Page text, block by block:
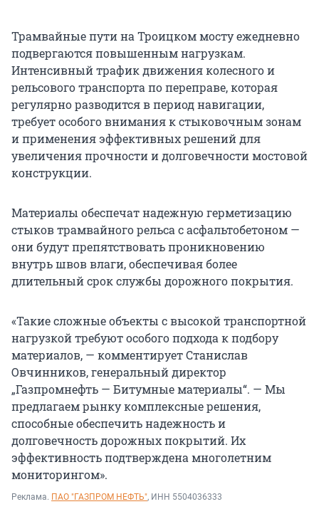
Трамвайные пути на Троицком мосту ежедневно
подвергаются повышенным нагрузкам.
Интенсивный трафик движения колесного и
рельсового транспорта по переправе, которая
регулярно разводится в период навигации,
требует особого внимания к стыковочным зонам
и применения эффективных решений для
увеличения прочности и долговечности мостовой
конструкции.
Материалы обеспечат надежную герметизацию
стыков трамвайного рельса с асфальтобетоном —
они будут препятствовать проникновению
внутрь швов влаги, обеспечивая более
длительный срок службы дорожного покрытия.
«Такие сложные объекты с высокой транспортной
нагрузкой требуют особого подхода к подбору
материалов, — комментирует Станислав
Овчинников, генеральный директор
„Газпромнефть — Битумные материалы“. — Мы
предлагаем рынку комплексные решения,
способные обеспечить надежность и
долговечность дорожных покрытий. Их
эффективность подтверждена многолетним
мониторингом».
Реклама. ПАО "ГАЗПРОМ НЕФТЬ", ИНН 5504036333